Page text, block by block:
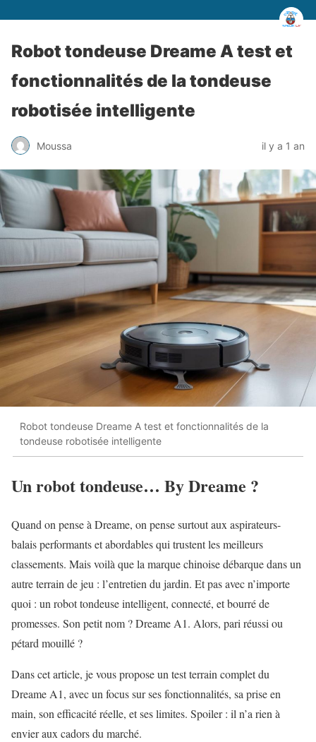
Robot tondeuse Dreame A test et
fonctionnalités de la tondeuse
robotisée intelligente
Moussa il y a 1 an
Robot tondeuse Dreame A test et fonctionnalités de la
tondeuse robotisée intelligente
Un robot tondeuse… By Dreame ?
Quand on pense à Dreame, on pense surtout aux aspirateurs-
balais performants et abordables qui trustent les meilleurs
classements. Mais voilà que la marque chinoise débarque dans un
autre terrain de jeu : l’entretien du jardin. Et pas avec n’importe
quoi : un robot tondeuse intelligent, connecté, et bourré de
promesses. Son petit nom ? Dreame A1. Alors, pari réussi ou
pétard mouillé ?
Dans cet article, je vous propose un test terrain complet du
Dreame A1, avec un focus sur ses fonctionnalités, sa prise en
main, son efficacité réelle, et ses limites. Spoiler : il n’a rien à
envier aux cadors du marché.